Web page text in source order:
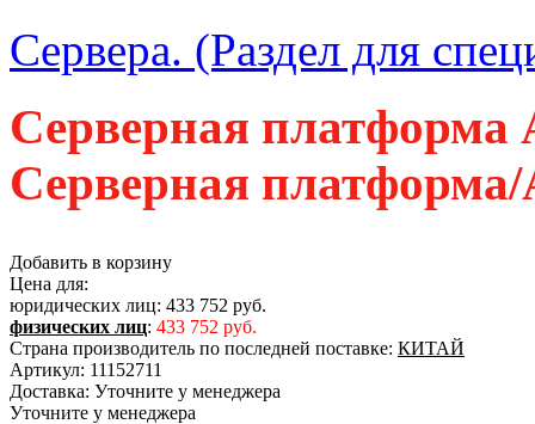
Сервера. (Раздел для
Серверная платформа
Серверная платформа/
Добавить в корзину
Цена для:
юридических лиц: 433 752 руб.
физических лиц: 433 752 руб.
Страна производитель по последней поставке: КИТАЙ
Артикул: 11152711
Доставка: Уточните у менеджера
Уточните у менеджера